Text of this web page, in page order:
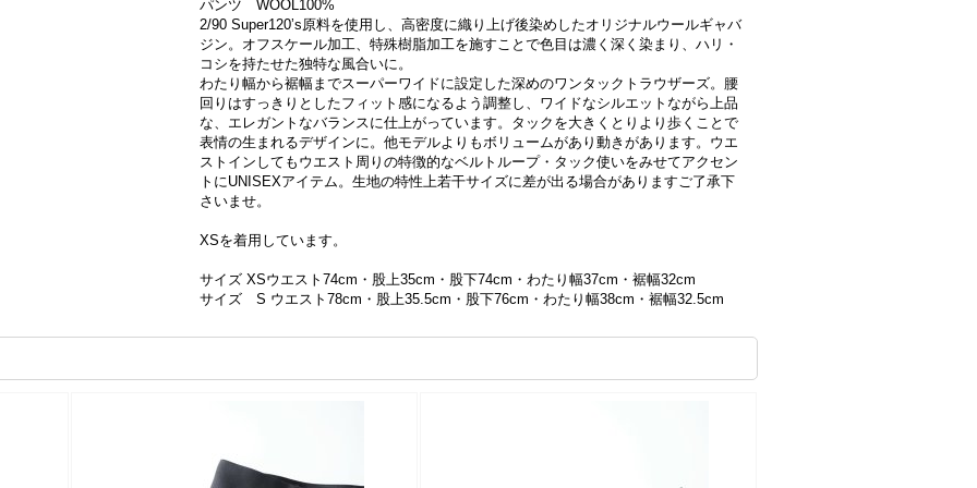
パンツ WOOL100%
2/90 Super120ʼs原料を使用し、高密度に織り上げ後染めしたオリジナルウールギャバ
ジン。オフスケール加工、特殊樹脂加工を施すことで色目は濃く深く染まり、ハリ・
コシを持たせた独特な風合いに。
わたり幅から裾幅までスーパーワイドに設定した深めのワンタックトラウザーズ。腰
回りはすっきりとしたフィット感になるよう調整し、ワイドなシルエットながら上品
な、エレガントなバランスに仕上がっています。タックを大きくとりより歩くことで
表情の生まれるデザインに。他モデルよりもボリュームがあり動きがあります。ウエ
ストインしてもウエスト周りの特徴的なベルトループ・タック使いをみせてアクセン
トにUNISEXアイテム。生地の特性上若干サイズに差が出る場合がありますご了承下
さいませ。
XSを着用しています。
サイズ XSウエスト74cm・股上35cm・股下74cm・わたり幅37cm・裾幅32cm
サイズ S ウエスト78cm・股上35.5cm・股下76cm・わたり幅38cm・裾幅32.5cm